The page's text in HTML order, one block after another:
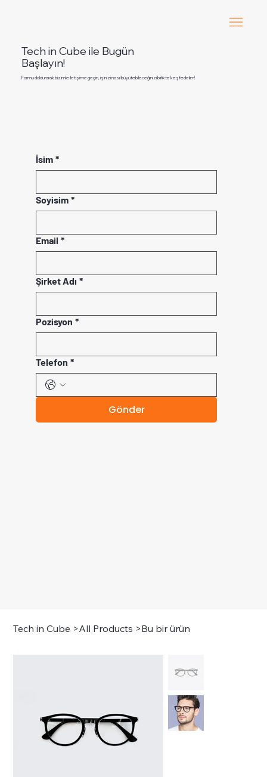
Tech in Cube >All Products >Bu bir ürün
Tech in Cube ile Bugün
Başlayın!
Formu doldurarak bizimle iletişime geçin, işinizi nasıl büyütebileceğinizi birlikte keşfedelim!
İsim *
Soyisim *
Email *
Şirket Adı *
Pozisyon *
Telefon *
Gönder